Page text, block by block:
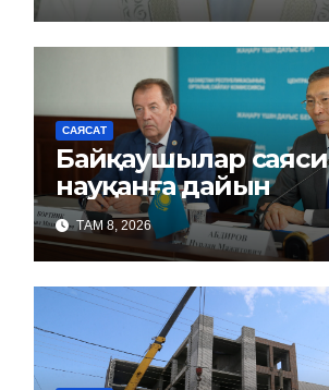
САЯСАТ
Байқаушылар саяси
науқанға дайын
ТАМ 8, 2026